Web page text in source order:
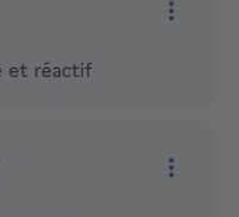
et réactif